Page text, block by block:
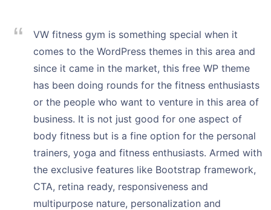
VW fitness gym is something special when it
comes to the WordPress themes in this area and
since it came in the market, this free WP theme
has been doing rounds for the fitness enthusiasts
or the people who want to venture in this area of
business. It is not just good for one aspect of
body fitness but is a fine option for the personal
trainers, yoga and fitness enthusiasts. Armed with
the exclusive features like Bootstrap framework,
CTA, retina ready, responsiveness and
multipurpose nature, personalization and